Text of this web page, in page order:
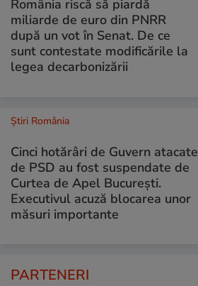
România riscă să piardă
miliarde de euro din PNRR
după un vot în Senat. De ce
sunt contestate modificările la
legea decarbonizării
Știri România
Cinci hotărâri de Guvern atacate
de PSD au fost suspendate de
Curtea de Apel București.
Executivul acuză blocarea unor
măsuri importante
PARTENERI